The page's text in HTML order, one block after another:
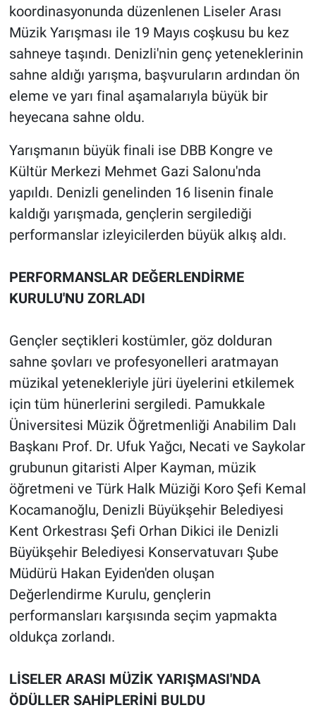
koordinasyonunda düzenlenen Liseler Arası
Müzik Yarışması ile 19 Mayıs coşkusu bu kez
sahneye taşındı. Denizli'nin genç yeteneklerinin
sahne aldığı yarışma, başvuruların ardından ön
eleme ve yarı final aşamalarıyla büyük bir
heyecana sahne oldu.
Yarışmanın büyük finali ise DBB Kongre ve
Kültür Merkezi Mehmet Gazi Salonu'nda
yapıldı. Denizli genelinden 16 lisenin finale
kaldığı yarışmada, gençlerin sergilediği
performanslar izleyicilerden büyük alkış aldı.
PERFORMANSLAR DEĞERLENDİRME
KURULU'NU ZORLADI
Gençler seçtikleri kostümler, göz dolduran
sahne şovları ve profesyonelleri aratmayan
müzikal yetenekleriyle jüri üyelerini etkilemek
için tüm hünerlerini sergiledi. Pamukkale
Üniversitesi Müzik Öğretmenliği Anabilim Dalı
Başkanı Prof. Dr. Ufuk Yağcı, Necati ve Saykolar
grubunun gitaristi Alper Kayman, müzik
öğretmeni ve Türk Halk Müziği Koro Şefi Kemal
Kocamanoğlu, Denizli Büyükşehir Belediyesi
Kent Orkestrası Şefi Orhan Dikici ile Denizli
Büyükşehir Belediyesi Konservatuvarı Şube
Müdürü Hakan Eyiden'den oluşan
Değerlendirme Kurulu, gençlerin
performansları karşısında seçim yapmakta
oldukça zorlandı.
LİSELER ARASI MÜZİK YARIŞMASI'NDA
ÖDÜLLER SAHİPLERİNİ BULDU